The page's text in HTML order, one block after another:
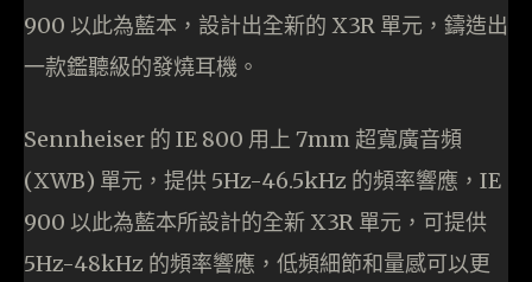
900 以此為藍本，設計出全新的 X3R 單元，鑄造出
一款鑑聽級的發燒耳機。
Sennheiser 的 IE 800 用上 7mm 超寬廣音頻
(XWB) 單元，提供 5Hz-46.5kHz 的頻率響應，IE
900 以此為藍本所設計的全新 X3R 單元，可提供
5Hz-48kHz 的頻率響應，低頻細節和量感可以更